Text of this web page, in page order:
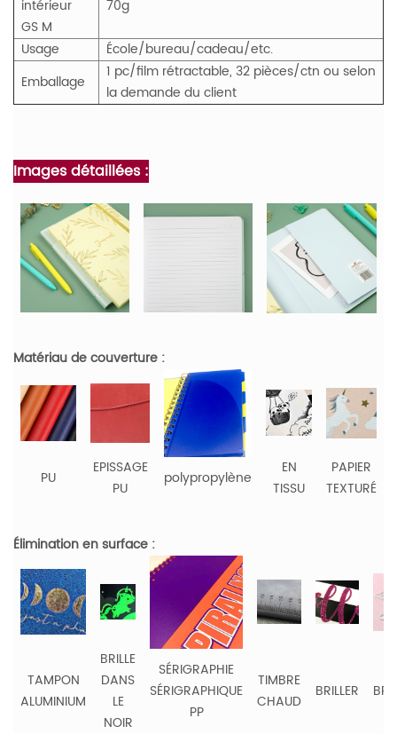
intérieur
GS M
70g
Usage
École/bureau/cadeau/etc.
Emballage
1 pc/film rétractable, 32 pièces/ctn ou selon
la demande du client
Images détaillées :
Matériau de couverture :
PU
EPISSAGE
PU
polypropylène
EN
TISSU
PAPIER
TEXTURÉ
Élimination en surface :
TAMPON
ALUMINIUM
BRILLE
DANS
LE
NOIR
SÉRIGRAPHIE
SÉRIGRAPHIQUE
PP
TIMBRE
CHAUD
BRILLER